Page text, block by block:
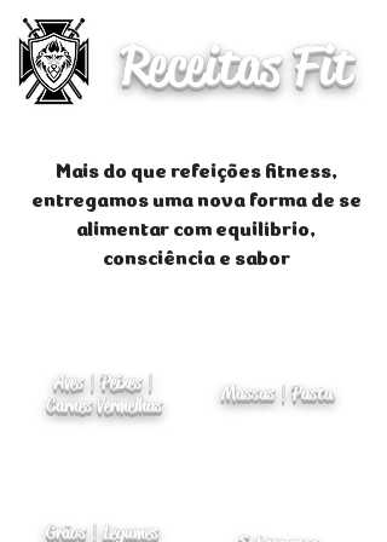
Receitas Fit
Mais do que refeições fitness,
entregamos uma nova forma de se
alimentar com equilíbrio,
consciência e sabor
Aves | Peixes |
Carnes Vermelhas
Massas | Pasta
Grãos | Legumes